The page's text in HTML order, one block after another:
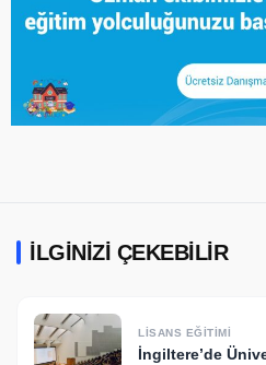
İLGINIZI ÇEKEBILIR
LISANS EĞITIMI
İngiltere’de